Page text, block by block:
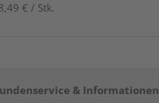
€ / Stk.
& Informationen